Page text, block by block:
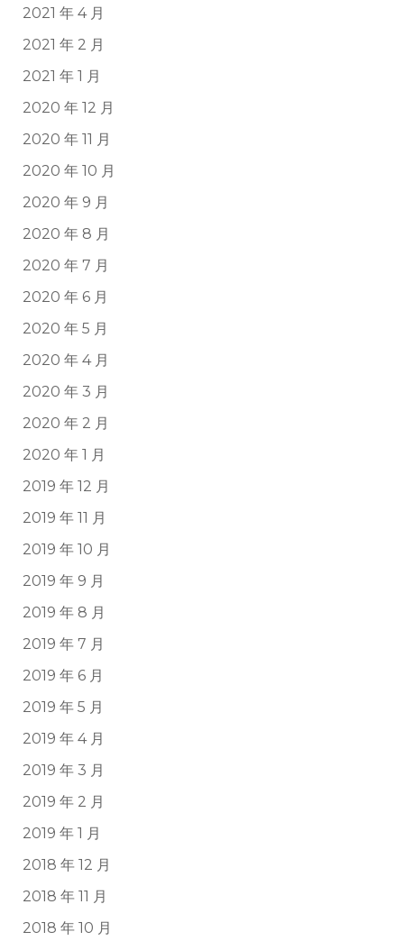
2021 年 4 月
2021 年 2 月
2021 年 1 月
2020 年 12 月
2020 年 11 月
2020 年 10 月
2020 年 9 月
2020 年 8 月
2020 年 7 月
2020 年 6 月
2020 年 5 月
2020 年 4 月
2020 年 3 月
2020 年 2 月
2020 年 1 月
2019 年 12 月
2019 年 11 月
2019 年 10 月
2019 年 9 月
2019 年 8 月
2019 年 7 月
2019 年 6 月
2019 年 5 月
2019 年 4 月
2019 年 3 月
2019 年 2 月
2019 年 1 月
2018 年 12 月
2018 年 11 月
2018 年 10 月